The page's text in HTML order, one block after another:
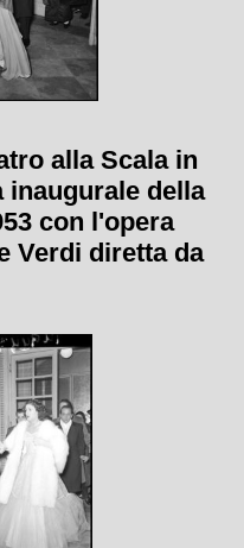
alla Scala in
inaugurale della
con l'opera
Verdi diretta da